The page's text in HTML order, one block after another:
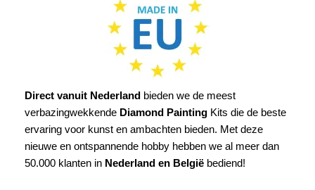
Direct vanuit Nederland bieden we de meest
verbazingwekkende Diamond Painting Kits die de beste
ervaring voor kunst en ambachten bieden. Met deze
nieuwe en ontspannende hobby hebben we al meer dan
50.000 klanten in Nederland en België bediend!